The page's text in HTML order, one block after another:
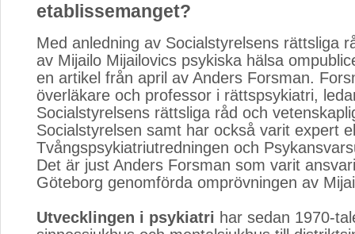
etablissemanget?
Med anledning av Socialstyrelsens rättsliga
av Mijailo Mijailovics psykiska hälsa
en artikel från april av Anders Forsman.
överläkare och professor i rättspsykiatri,
Socialstyrelsens rättsliga råd och
Socialstyrelsen samt har också varit expert
Tvångspsykiatriutredningen och
Det är just Anders Forsman som varit
Göteborg genomförda omprövningen av
Utvecklingen i psykiatri har sedan 1970-